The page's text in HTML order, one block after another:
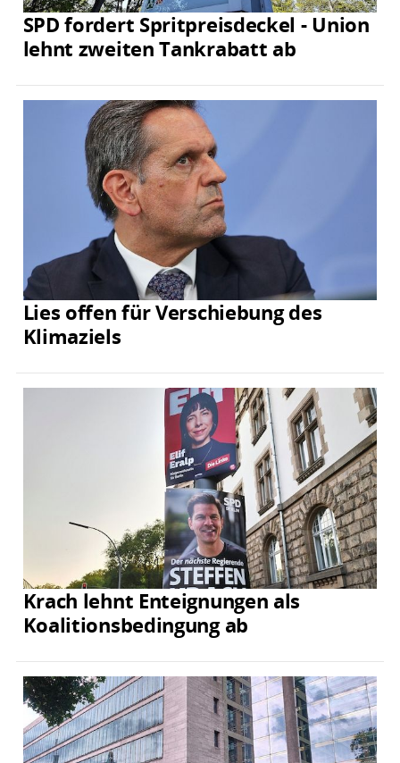
SPD fordert Spritpreisdeckel - Union
lehnt zweiten Tankrabatt ab
Lies offen für Verschiebung des
Klimaziels
Krach lehnt Enteignungen als
Koalitionsbedingung ab